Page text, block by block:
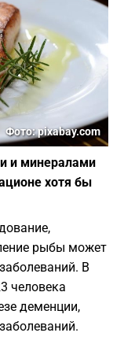
Фото: pixabay.com
и минералами
хотя бы
рыбы может
В
человека
деменции,